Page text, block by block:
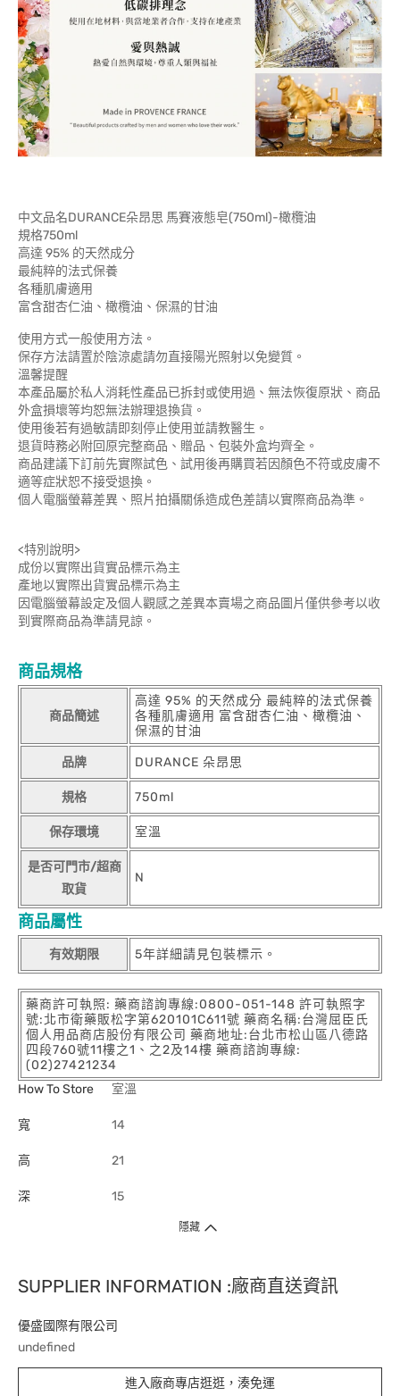
中文品名DURANCE朵昂思 馬賽液態皂(750ml)-橄欖油
規格750ml
高達 95% 的天然成分
最純粹的法式保養
各種肌膚適用
富含甜杏仁油、橄欖油、保濕的甘油
使用方式一般使用方法。
保存方法請置於陰涼處請勿直接陽光照射以免變質。
溫馨提醒
本產品屬於私人消耗性產品已拆封或使用過、無法恢復原狀、商品
外盒損壞等均恕無法辦理退換貨。
使用後若有過敏請即刻停止使用並請教醫生。
退貨時務必附回原完整商品、贈品、包裝外盒均齊全。
商品建議下訂前先實際試色、試用後再購買若因顏色不符或皮膚不
適等症狀恕不接受退換。
個人電腦螢幕差異、照片拍攝關係造成色差請以實際商品為準。
<特別說明>
成份以實際出貨實品標示為主
產地以實際出貨實品標示為主
因電腦螢幕設定及個人觀感之差異本賣場之商品圖片僅供參考以收
到實際商品為準請見諒。
商品規格
商品簡述
高達 95% 的天然成分 最純粹的法式保養
各種肌膚適用 富含甜杏仁油、橄欖油、
保濕的甘油
品牌 DURANCE 朵昂思
規格 750ml
保存環境 室溫
是否可門市/超商
取貨
N
商品屬性
有效期限 5年詳細請見包裝標示。
藥商許可執照: 藥商諮詢專線:0800-051-148 許可執照字
號:北市衛藥販松字第620101C611號 藥商名稱:台灣屈臣氏
個人用品商店股份有限公司 藥商地址:台北市松山區八德路
四段760號11樓之1、之2及14樓 藥商諮詢專線:
(02)27421234
How To Store
室溫
寬 14
高 21
深 15
隱藏
SUPPLIER INFORMATION :廠商直送資訊
優盛國際有限公司
undefined
進入廠商專店逛逛，湊免運